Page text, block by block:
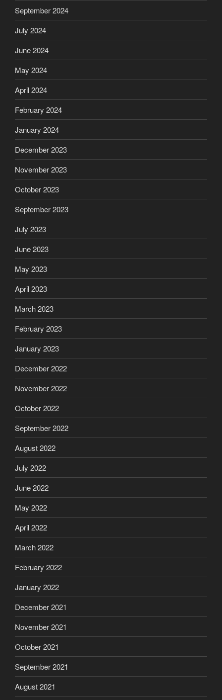
September 2024
July 2024
June 2024
May 2024
April 2024
February 2024
January 2024
December 2023
November 2023
October 2023
September 2023
July 2023
June 2023
May 2023
April 2023
March 2023
February 2023
January 2023
December 2022
November 2022
October 2022
September 2022
August 2022
July 2022
June 2022
May 2022
April 2022
March 2022
February 2022
January 2022
December 2021
November 2021
October 2021
September 2021
August 2021